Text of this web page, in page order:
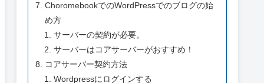
ChoromebookでのWordPressでのブログの始
め方
サーバーの契約が必要。
サーバーはコアサーバーがおすすめ！
コアサーバー契約方法
Wordpressにログインする